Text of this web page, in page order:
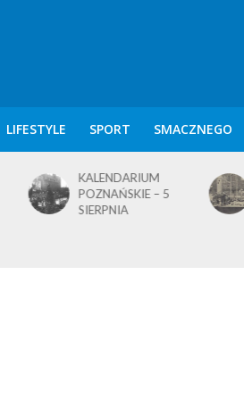
LIFESTYLE SPORT SMACZNEGO
KALENDARIUM
POZNAŃSKIE – 5
SIERPNIA